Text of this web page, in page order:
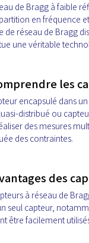
de Bragg à faible
en fréquence
de réseau de Bragg
une véritable
les
encapsulé dans
distribué ou
des mesures
des contraintes.
des
à réseau de
seul capteur,
être facilement